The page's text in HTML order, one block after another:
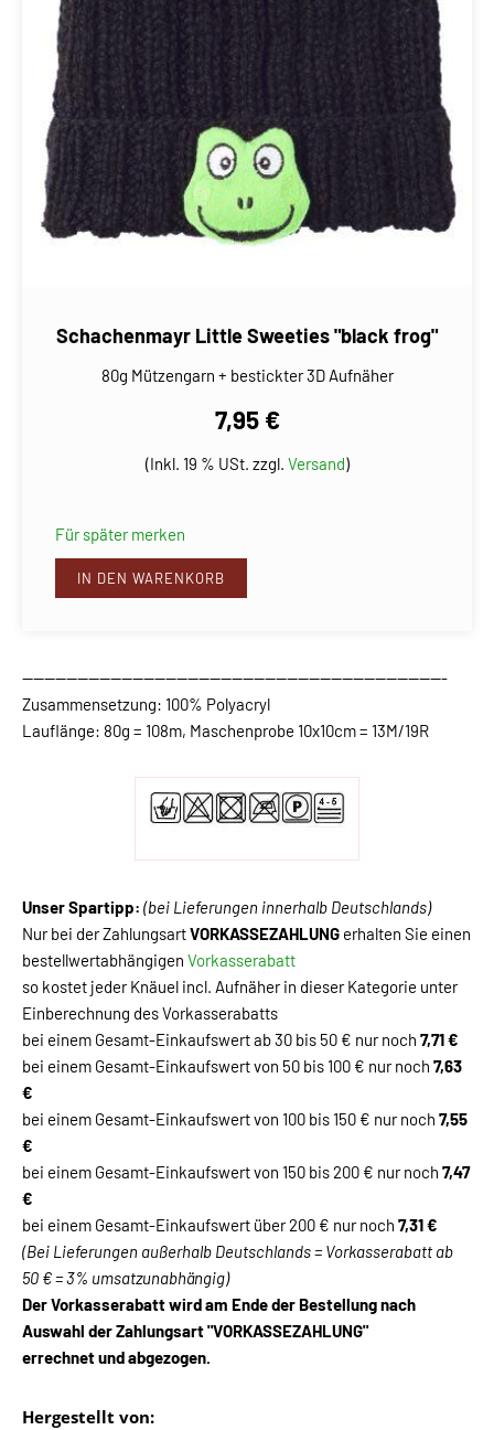
Schachenmayr Little Sweeties "black frog"
80g Mützengarn + bestickter 3D Aufnäher
7,95 €
(Inkl. 19 % USt. zzgl. Versand)
Für später merken
IN DEN WARENKORB
-----------------------------------------------------------------------------
Zusammensetzung: 100% Polyacryl
Lauflänge: 80g = 108m, Maschenprobe 10x10cm = 13M/19R
Unser Spartipp: (bei Lieferungen innerhalb Deutschlands)
Nur bei der ZahlungsartVORKASSEZAHLUNG erhalten Sie einen
bestellwertabhängigen Vorkasserabatt
so kostet jeder Knäuel incl. Aufnäher in dieser Kategorie unter
Einberechnung des Vorkasserabatts
bei einem Gesamt-Einkaufswert ab 30 bis 50 € nur noch 7,71 €
bei einem Gesamt-Einkaufswert von 50 bis 100 € nur noch 7,63
€
bei einem Gesamt-Einkaufswert von 100 bis 150 € nur noch 7,55
€
bei einem Gesamt-Einkaufswert von 150 bis 200 € nur noch 7,47
€
bei einem Gesamt-Einkaufswert über 200 € nur noch 7,31 €
(Bei Lieferungen außerhalb Deutschlands = Vorkasserabatt ab
50 € = 3% umsatzunabhängig)
Der Vorkasserabatt wird am Ende der Bestellung nach
Auswahl der Zahlungsart "VORKASSEZAHLUNG"
errechnet und abgezogen.
Hergestellt von: